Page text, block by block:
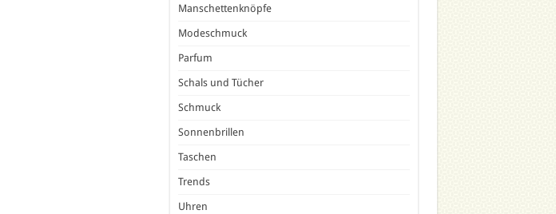
Manschettenknöpfe
Modeschmuck
Parfum
Schals und Tücher
Schmuck
Sonnenbrillen
Taschen
Trends
Uhren